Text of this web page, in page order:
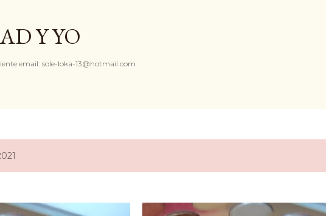
Y YO
email: sole-loka-13@hotmail.com